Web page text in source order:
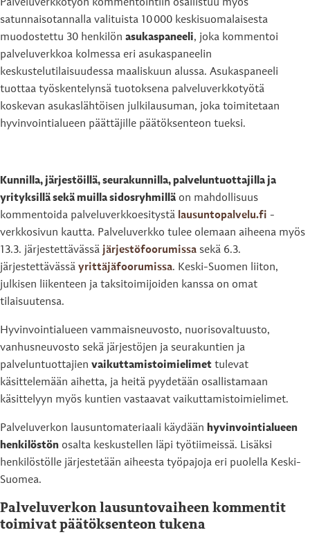
Palveluverkkotyön kommentointiin osallistuu myös
satunnaisotannalla valituista 10 000 keskisuomalaisesta
muodostettu 30 henkilön asukaspaneeli, joka kommentoi
palveluverkkoa kolmessa eri asukaspaneelin
keskustelutilaisuudessa maaliskuun alussa. Asukaspaneeli
tuottaa työskentelynsä tuotoksena palveluverkkotyötä
koskevan asukaslähtöisen julkilausuman, joka toimitetaan
hyvinvointialueen päättäjille päätöksenteon tueksi.
Kunnilla, järjestöillä, seurakunnilla, palveluntuottajilla ja
yrityksillä sekä muilla sidosryhmillä on mahdollisuus
kommentoida palveluverkkoesitystä lausuntopalvelu.fi -
verkkosivun kautta. Palveluverkko tulee olemaan aiheena myös
13.3. järjestettävässä järjestöfoorumissa sekä 6.3.
järjestettävässä yrittäjäfoorumissa. Keski-Suomen liiton,
julkisen liikenteen ja taksitoimijoiden kanssa on omat
tilaisuutensa.
Hyvinvointialueen vammaisneuvosto, nuorisovaltuusto,
vanhusneuvosto sekä järjestöjen ja seurakuntien ja
palveluntuottajien vaikuttamistoimielimet tulevat
käsittelemään aihetta, ja heitä pyydetään osallistamaan
käsittelyyn myös kuntien vastaavat vaikuttamistoimielimet.
Palveluverkon lausuntomateriaali käydään hyvinvointialueen
henkilöstön osalta keskustellen läpi työtiimeissä. Lisäksi
henkilöstölle järjestetään aiheesta työpajoja eri puolella Keski-
Suomea.
Palveluverkon lausuntovaiheen kommentit
toimivat päätöksenteon tukena